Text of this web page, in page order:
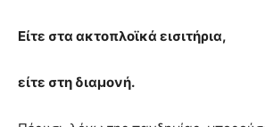
Είτε στα ακτοπλοϊκά εισιτήρια,
είτε στη διαμονή.